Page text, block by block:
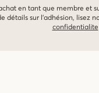
en tant que membre et
détails sur l'adhésion, lisez
confidentialite